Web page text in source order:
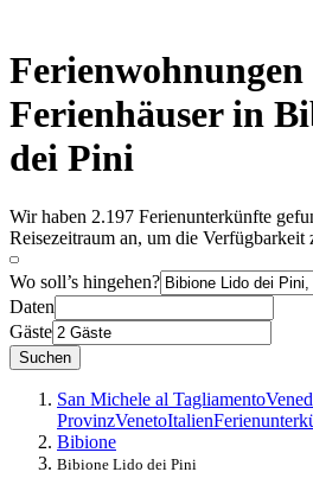
Ferienhäuser in
dei Pini
Wir haben 2.197 Ferienunterkünfte
Reisezeitraum an, um die Verfügbarkeit
Wo soll’s hingehen?
Daten
Gäste
Suchen
San Michele al Tagliamento
ProvinzVenetoItalien
Bibione
Bibione Lido dei Pini